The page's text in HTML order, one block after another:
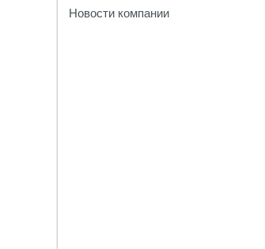
Новости компании